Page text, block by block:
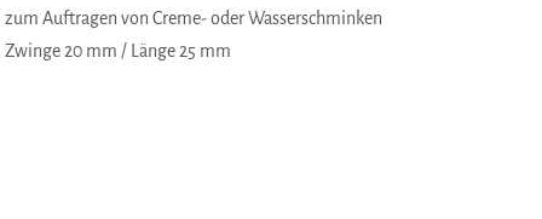
zum Auftragen von Creme- oder Wasserschminken
Zwinge 20 mm / Länge 25 mm